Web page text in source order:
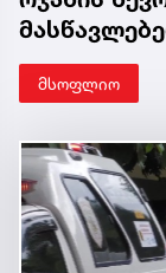
სროლის
რაოდენობა